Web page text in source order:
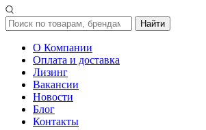
Найти
О Компании
Оплата и доставка
Лизинг
Вакансии
Новости
Блог
Контакты